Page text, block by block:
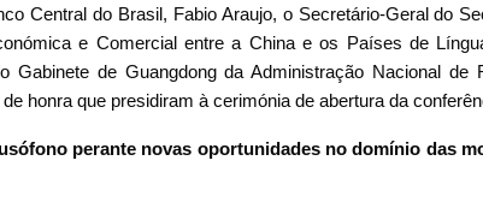
Central do Brasil, Fabio Araujo, o Secretário-Geral do
e Comercial entre a China e os Países de
Gabinete de Guangdong da Administração Nacional de
honra que presidiram à cerimónia de abertura da
perante novas oportunidades no domínio das